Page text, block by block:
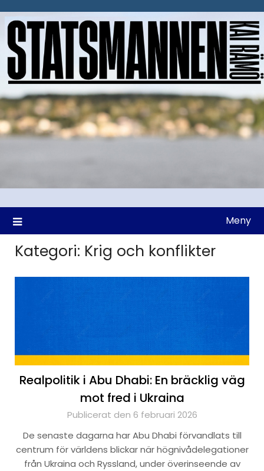
till
Meny
Kategori: Krig och konflikter
Realpolitik i Abu Dhabi: En bräcklig väg
mot fred i Ukraina
Publicerat den 6 februari 2026
De senaste dagarna har Abu Dhabi förvandlats till
centrum för världens blickar när högnivådelegationer
från Ukraina och Ryssland, under överinseende av